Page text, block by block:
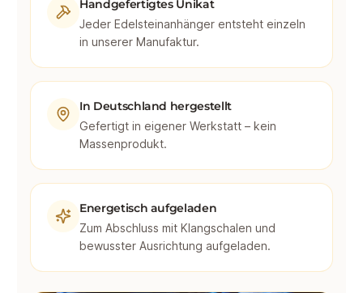
Handgefertigtes Unikat
Jeder Edelsteinanhänger entsteht einzeln
in unserer Manufaktur.
In Deutschland hergestellt
Gefertigt in eigener Werkstatt – kein
Massenprodukt.
Energetisch aufgeladen
Zum Abschluss mit Klangschalen und
bewusster Ausrichtung aufgeladen.